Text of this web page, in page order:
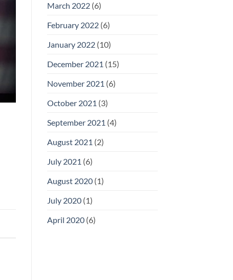
March 2022(6)
February 2022(6)
January 2022(10)
December 2021 (15)
November 2021 (6)
October 2021 (3)
September 2021 (4)
August 2021 (2)
July 2021 (6)
August 2020(1)
July 2020(1)
April 2020(6)